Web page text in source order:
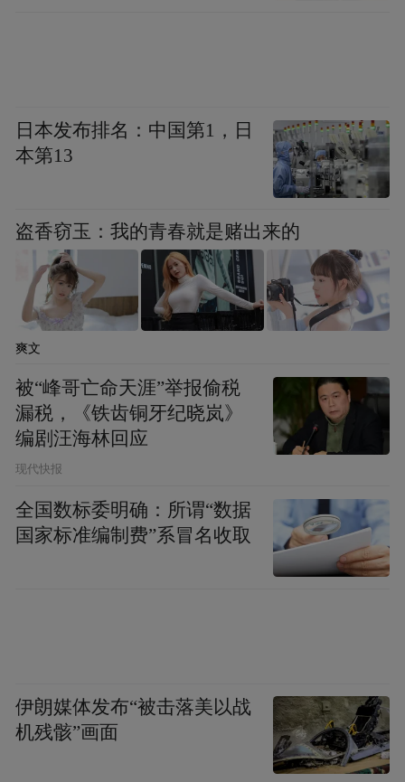
日本发布排名：中国第1，日
本第13
盗香窃玉：我的青春就是赌出来的
爽文
被“峰哥亡命天涯”举报偷税
漏税，《铁齿铜牙纪晓岚》
编剧汪海林回应
现代快报
全国数标委明确：所谓“数据
国家标准编制费”系冒名收取
伊朗媒体发布“被击落美以战
机残骸”画面